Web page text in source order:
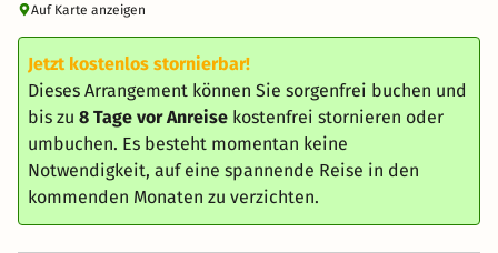
Auf Karte anzeigen
Jetzt kostenlos stornierbar!
Dieses Arrangement können Sie sorgenfrei buchen und
bis zu 8 Tage vor Anreise kostenfrei stornieren oder
umbuchen. Es besteht momentan keine
Notwendigkeit, auf eine spannende Reise in den
kommenden Monaten zu verzichten.